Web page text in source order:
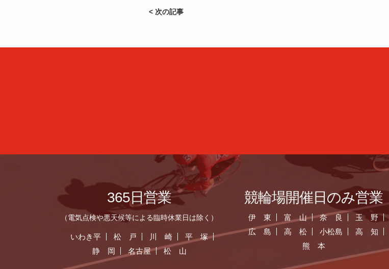
< 次の記事
365日営業
（電気点検や悪天候等による臨時休業日は除く）
いわき平 松 戸 川 崎
平 塚
静 岡
名古屋 松 山
競輪場開催日のみ営業
伊 東 富 山 奈 良
玉 野
広 島
高 松 小松島
高 知
熊 本